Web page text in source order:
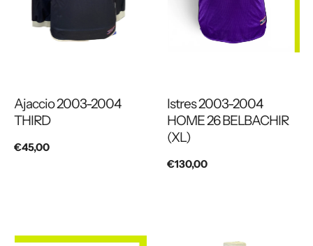
Ajaccio 2003-2004
THIRD
Prix
€45,00
Istres 2003-2004
HOME 26 BELBACHIR
(XL)
Prix
€130,00